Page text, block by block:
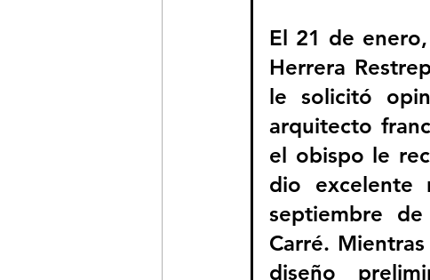
El 21 de
Herrera
le solicitó
arquitecto
el obispo le
dio excelente
septiembre
Carré.
diseño